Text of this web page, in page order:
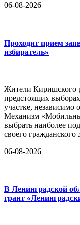
06-08-2026
Проходит прием
избиратель»
Жители Киришского
предстоящих
участке, независимо
Механизм
выбрать наиболее
своего гражданского
06-08-2026
В Ленинградской
грант